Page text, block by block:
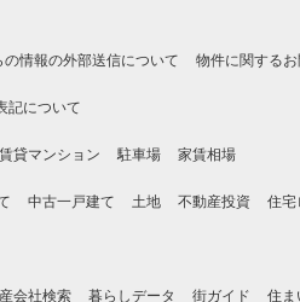
情報の外部送信について 物件に関する
記について
賃貸マンション 駐車場 家賃相場
中古一戸建て 土地 不動産投資 住宅
会社検索 暮らしデータ 街ガイド 住ま